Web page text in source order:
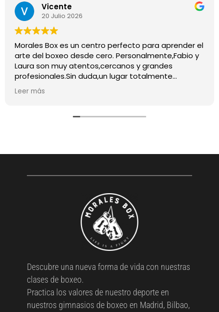
Vicente
20 Julio 2026
Morales Box es un centro perfecto para aprender el
arte del boxeo desde cero. Personalmente,Fabio y
Laura son muy atentos,cercanos y grandes
profesionales.Sin duda,un lugar totalmente
recomendable para quienes quieran iniciarse o
mejorar en este deporte
Leer más
Descubre una nueva forma de vida con nuestras
clases de boxeo.
Practica los valores de nuestro deporte en
nuestros gimnasios de boxeo en Madrid, Bilbao,